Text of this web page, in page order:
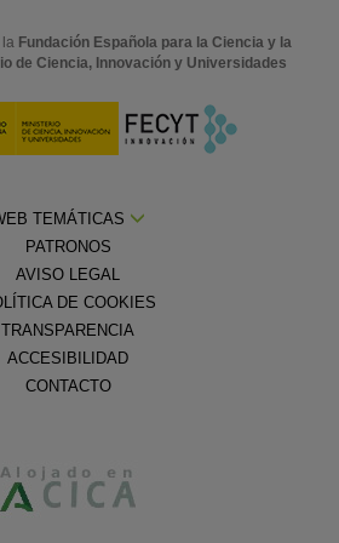
Fundación Española para la Ciencia y la
de Ciencia, Innovación y Universidades
TEMÁTICAS
PATRONOS
AVISO LEGAL
DE COOKIES
TRANSPARENCIA
ACCESIBILIDAD
CONTACTO